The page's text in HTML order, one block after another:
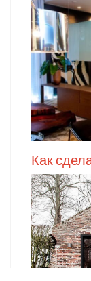
Как